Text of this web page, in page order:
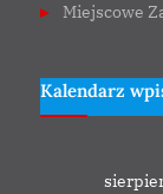
Miejscowe
Kalendarz